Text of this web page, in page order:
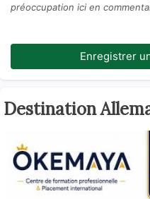
préoccupation ici en
Enregistrer
Destination